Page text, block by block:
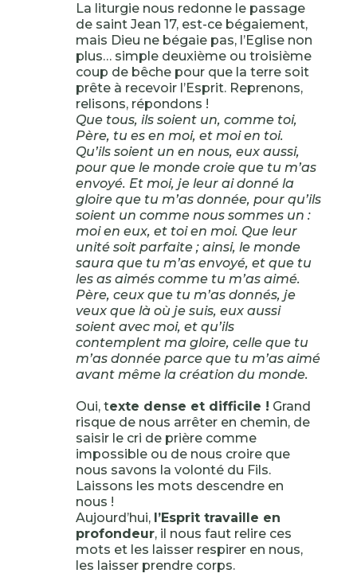
La liturgie nous redonne le passage
de saint Jean 17, est-ce bégaiement,
mais Dieu ne bégaie pas, l’Eglise non
plus… simple deuxième ou troisième
coup de bêche pour que la terre soit
prête à recevoir l’Esprit. Reprenons,
relisons, répondons !
Que tous, ils soient un, comme toi,
Père, tu es en moi, et moi en toi.
Qu’ils soient un en nous, eux aussi,
pour que le monde croie que tu m’as
envoyé. Et moi, je leur ai donné la
gloire que tu m’as donnée, pour qu’ils
soient un comme nous sommes un :
moi en eux, et toi en moi. Que leur
unité soit parfaite ; ainsi, le monde
saura que tu m’as envoyé, et que tu
les as aimés comme tu m’as aimé.
Père, ceux que tu m’as donnés, je
veux que là où je suis, eux aussi
soient avec moi, et qu’ils
contemplent ma gloire, celle que tu
m’as donnée parce que tu m’as aimé
avant même la création du monde.
Oui, texte dense et difficile ! Grand
risque de nous arrêter en chemin, de
saisir le cri de prière comme
impossible ou de nous croire que
nous savons la volonté du Fils.
Laissons les mots descendre en
nous !
Aujourd’hui, l’Esprit travaille en
profondeur, il nous faut relire ces
mots et les laisser respirer en nous,
les laisser prendre corps.